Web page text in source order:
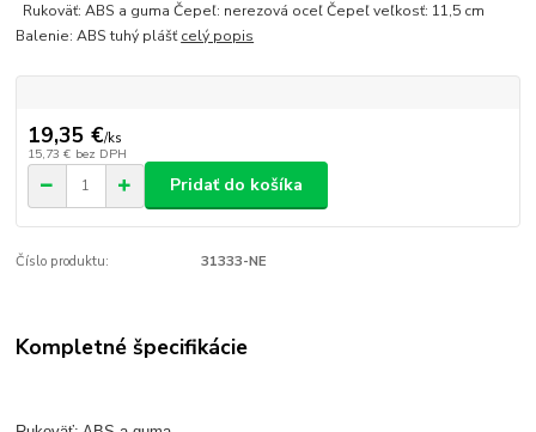
Rukoväť: ABS a guma Čepeľ: nerezová oceľ Čepeľ veľkosť: 11,5 cm
Balenie: ABS tuhý plášťcelý popis
19,35 €/ks
15,73 € bez DPH
Pridať do košíka
Číslo produktu: 31333-NE
Kompletné špecifikácie